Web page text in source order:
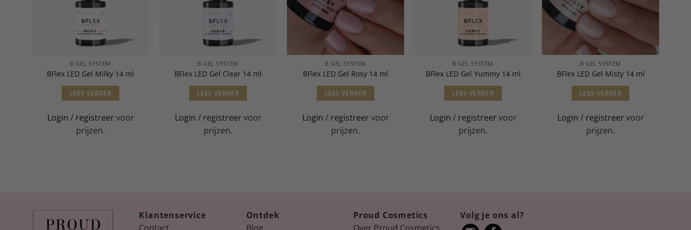
B GEL SYSTEM
BFlex LED Gel Milky 14 ml
LEES VERDER
Login / registreer voor
prijzen.
B GEL SYSTEM
BFlex LED Gel Clear 14 ml
LEES VERDER
Login / registreer voor
prijzen.
B GEL SYSTEM
BFlex LED Gel Rosy 14 ml
LEES VERDER
Login / registreer voor
prijzen.
B GEL SYSTEM
BFlex LED Gel Yummy 14 ml
LEES VERDER
Login / registreer voor
prijzen.
B GEL SYSTEM
BFlex LED Gel Misty 14 ml
LEES VERDER
Login / registreer voor
prijzen.
Klantenservice
Ontdek
Proud Cosmetics
Volg je ons al?